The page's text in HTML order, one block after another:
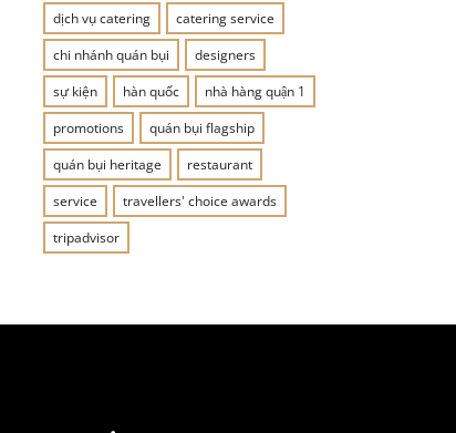
dịch vụ catering
catering service
chi nhánh quán bụi
designers
sự kiện
hàn quốc
nhà hàng quận 1
promotions
quán bụi flagship
quán bụi heritage
restaurant
service
travellers' choice awards
tripadvisor